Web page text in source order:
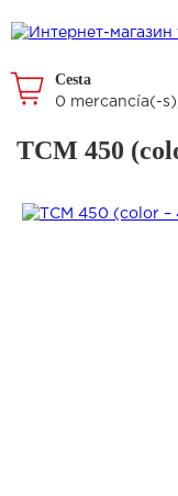
Cesta
0 mercancía(-
ТСМ 450